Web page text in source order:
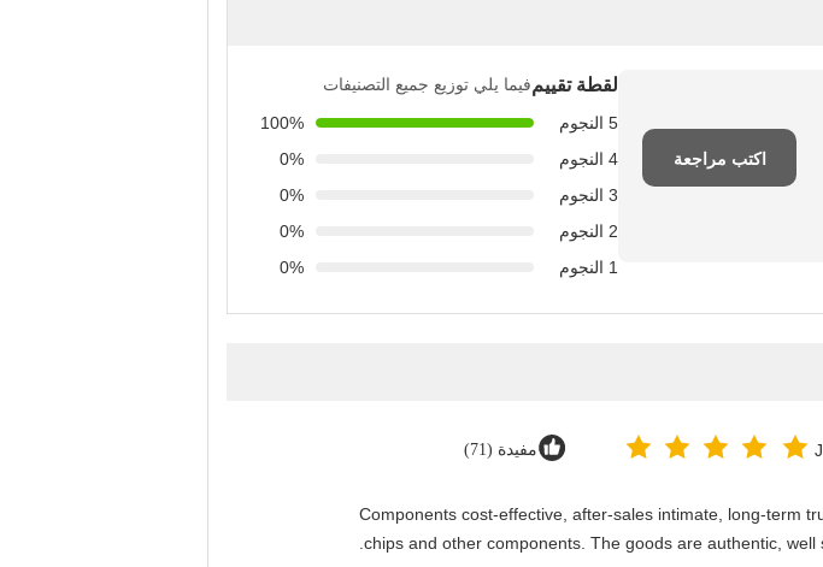
اكتب مراجعة
لقطة تقييمفيما يلي توزيع جميع التصنيفات
5 النجوم
100%
4 النجوم
0%
3 النجوم
0%
2 النجوم
0%
1 النجوم
0%
مفيدة (71)
Components cost-effective, after-sales intimate, long-term
chips and other components. The goods are authentic,